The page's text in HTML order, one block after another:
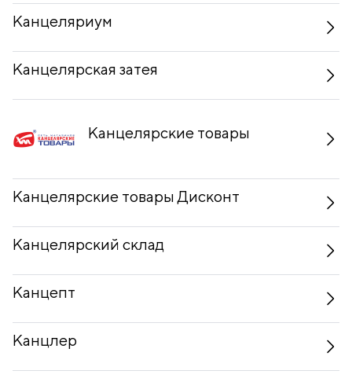
Канцеляриум
Канцелярская затея
Канцелярские товары
Канцелярские товары Дисконт
Канцелярский склад
Канцепт
Канцлер